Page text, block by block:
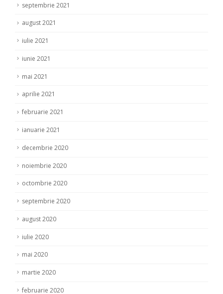
septembrie 2021
august 2021
iulie 2021
iunie 2021
mai 2021
aprilie 2021
februarie 2021
ianuarie 2021
decembrie 2020
noiembrie 2020
octombrie 2020
septembrie 2020
august 2020
iulie 2020
mai 2020
martie 2020
februarie 2020